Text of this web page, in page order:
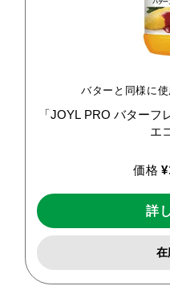
バターと同様に使
「JOYL PRO バターフ
エ
価格 ¥
詳